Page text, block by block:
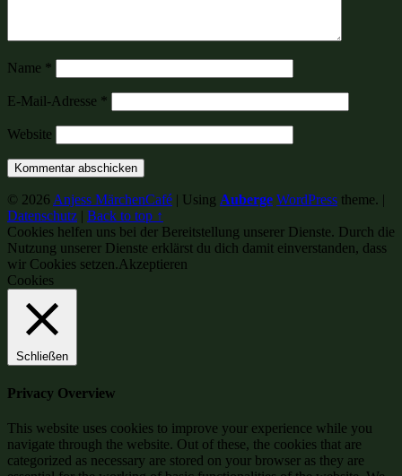
Name *
E-Mail-Adresse *
Website
© 2026 Anjess MärchenCafé | Using Auberge WordPress theme. |
Datenschutz | Back to top ↑
Cookies helfen uns bei der Bereitstellung unserer Dienste. Durch die
Nutzung unserer Dienste erklärst du dich damit einverstanden, dass
wir Cookies setzen.Akzeptieren
Cookies
Schließen
Privacy Overview
This website uses cookies to improve your experience while you
navigate through the website. Out of these, the cookies that are
categorized as necessary are stored on your browser as they are